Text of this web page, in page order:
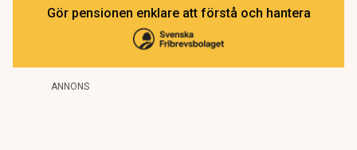
Gör pensionen enklare att förstå och hantera
ANNONS